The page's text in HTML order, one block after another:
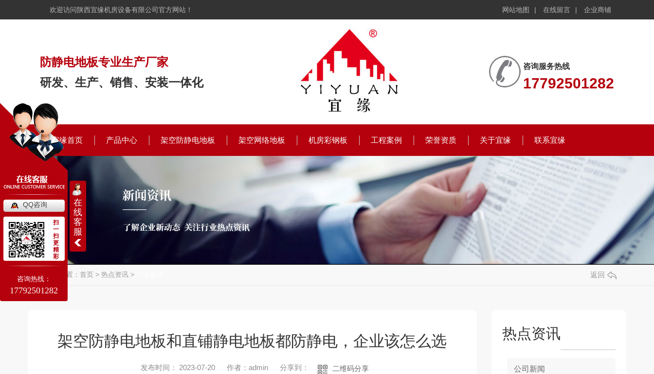
欢迎访问陕西宜缘机房设备有限公司官方网站！ 网站地图 | 在线留言 | 企业商铺
防静电地板专业生产厂家
研发、生产、销售、安装一体化
咨询服务热线
17792501282
宜缘首页 产品中心 架空防静电地板 架空网络地板 机房彩钢板 工程案例 荣誉资质 关于宜缘 联系宜缘
当前位置： 首页 > 热点资讯 > 返回
架空防静电地板和直铺静电地板都防静电，企业该怎么选
发布时间： 2023-07-20 作者：admin 分享到： 二维码分享
热点资讯
公司新闻
在
线
客
服
QQ咨询
扫
一
扫
更
精
彩
咨询热线：
17792501282